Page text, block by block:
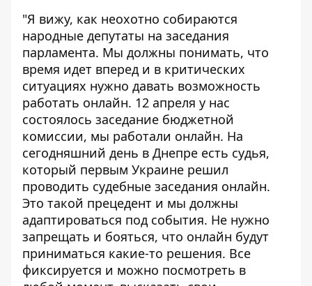
"Я вижу, как неохотно собираются
народные депутаты на заседания
парламента. Мы должны понимать, что
время идет вперед и в критических
ситуациях нужно давать возможность
работать онлайн. 12 апреля у нас
состоялось заседание бюджетной
комиссии, мы работали онлайн. На
сегодняшний день в Днепре есть судья,
который первым Украине решил
проводить судебные заседания онлайн.
Это такой прецедент и мы должны
адаптироваться под события. Не нужно
запрещать и бояться, что онлайн будут
приниматься какие-то решения. Все
фиксируется и можно посмотреть в